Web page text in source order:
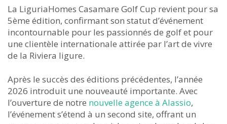
La LiguriaHomes Casamare Golf Cup revient pour sa
5ème édition, confirmant son statut d’événement
incontournable pour les passionnés de golf et pour
une clientèle internationale attirée par l’art de vivre
de la Riviera ligure.
Après le succès des éditions précédentes, l’année
2026 introduit une nouveauté importante. Avec
l’ouverture de notre nouvelle agence à Alassio,
l’événement s’étend à un second site, offrant un